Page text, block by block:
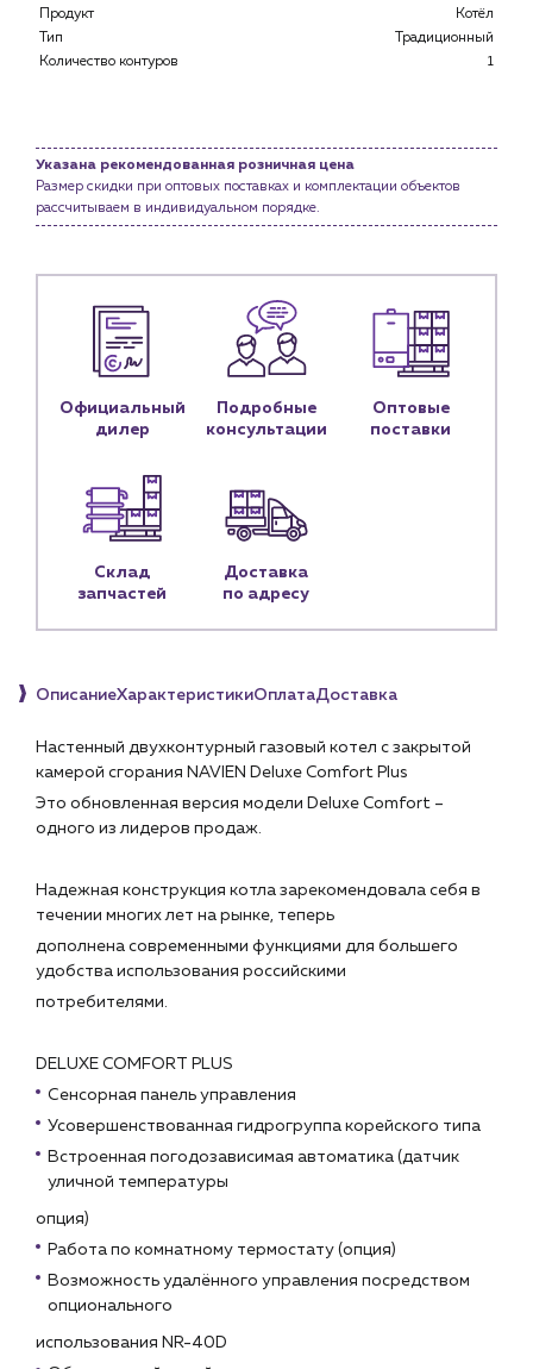
Предприятиям и юр.лицам
О компании
Услуги
Водоснабжение и теплоснабжение
Сервис и обслуживание инженерных систем
Портфолио
Новости
Блог
Личный кабинет
+7 (918) 070-19-79
sales@profpotok.ru
г. Краснодар, ул. Российская, 63
Продукт
Котёл
Тип
Традиционный
Количество контуров
1
Указана рекомендованная розничная цена
Размер скидки при оптовых поставках и комплектации объектов
рассчитываем в индивидуальном порядке.
Официальный
дилер
Подробные
консультации
Оптовые
поставки
Склад
запчастей
Доставка
по адресу
ОписаниеХарактеристикиОплатаДоставка
Настенный двухконтурный газовый котел с закрытой
камерой сгорания NAVIEN Deluxe Comfort Plus
Это обновленная версия модели Deluxe Comfort –
одного из лидеров продаж.
Надежная конструкция котла зарекомендовала себя в
течении многих лет на рынке, теперь
дополнена современными функциями для большего
удобства использования российскими
потребителями.
DELUXE COMFORT PLUS
Сенсорная панель управления
Усовершенствованная гидрогруппа корейского типа
Встроенная погодозависимая автоматика (датчик
уличной температуры
опция)
Работа по комнатному термостату (опция)
Возможность удалённого управления посредством
опционального
использования NR-40D